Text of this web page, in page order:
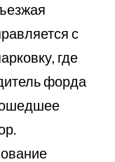
с
где
форда